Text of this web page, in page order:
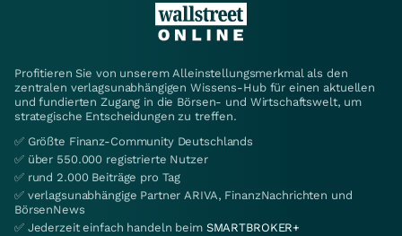
Profitieren Sie von unserem Alleinstellungsmerkmal als den
zentralen verlagsunabhängigen Wissens-Hub für einen aktuellen
und fundierten Zugang in die Börsen- und Wirtschaftswelt, um
strategische Entscheidungen zu treffen.
✅ Größte Finanz-Community Deutschlands
✅ über 550.000 registrierte Nutzer
✅ rund 2.000 Beiträge pro Tag
✅ verlagsunabhängige Partner ARIVA, FinanzNachrichten und
BörsenNews
✅ Jederzeit einfach handeln beim SMARTBROKER+